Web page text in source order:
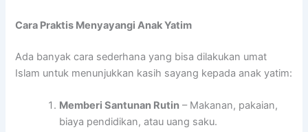
Cara Praktis Menyayangi Anak Yatim
Ada banyak cara sederhana yang bisa dilakukan umat
Islam untuk menunjukkan kasih sayang kepada anak yatim:
Memberi Santunan Rutin – Makanan, pakaian,
biaya pendidikan, atau uang saku.